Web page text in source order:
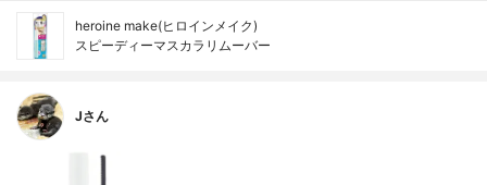
heroine make(ヒロインメイク)
スピーディーマスカラリムーバー
Jさん